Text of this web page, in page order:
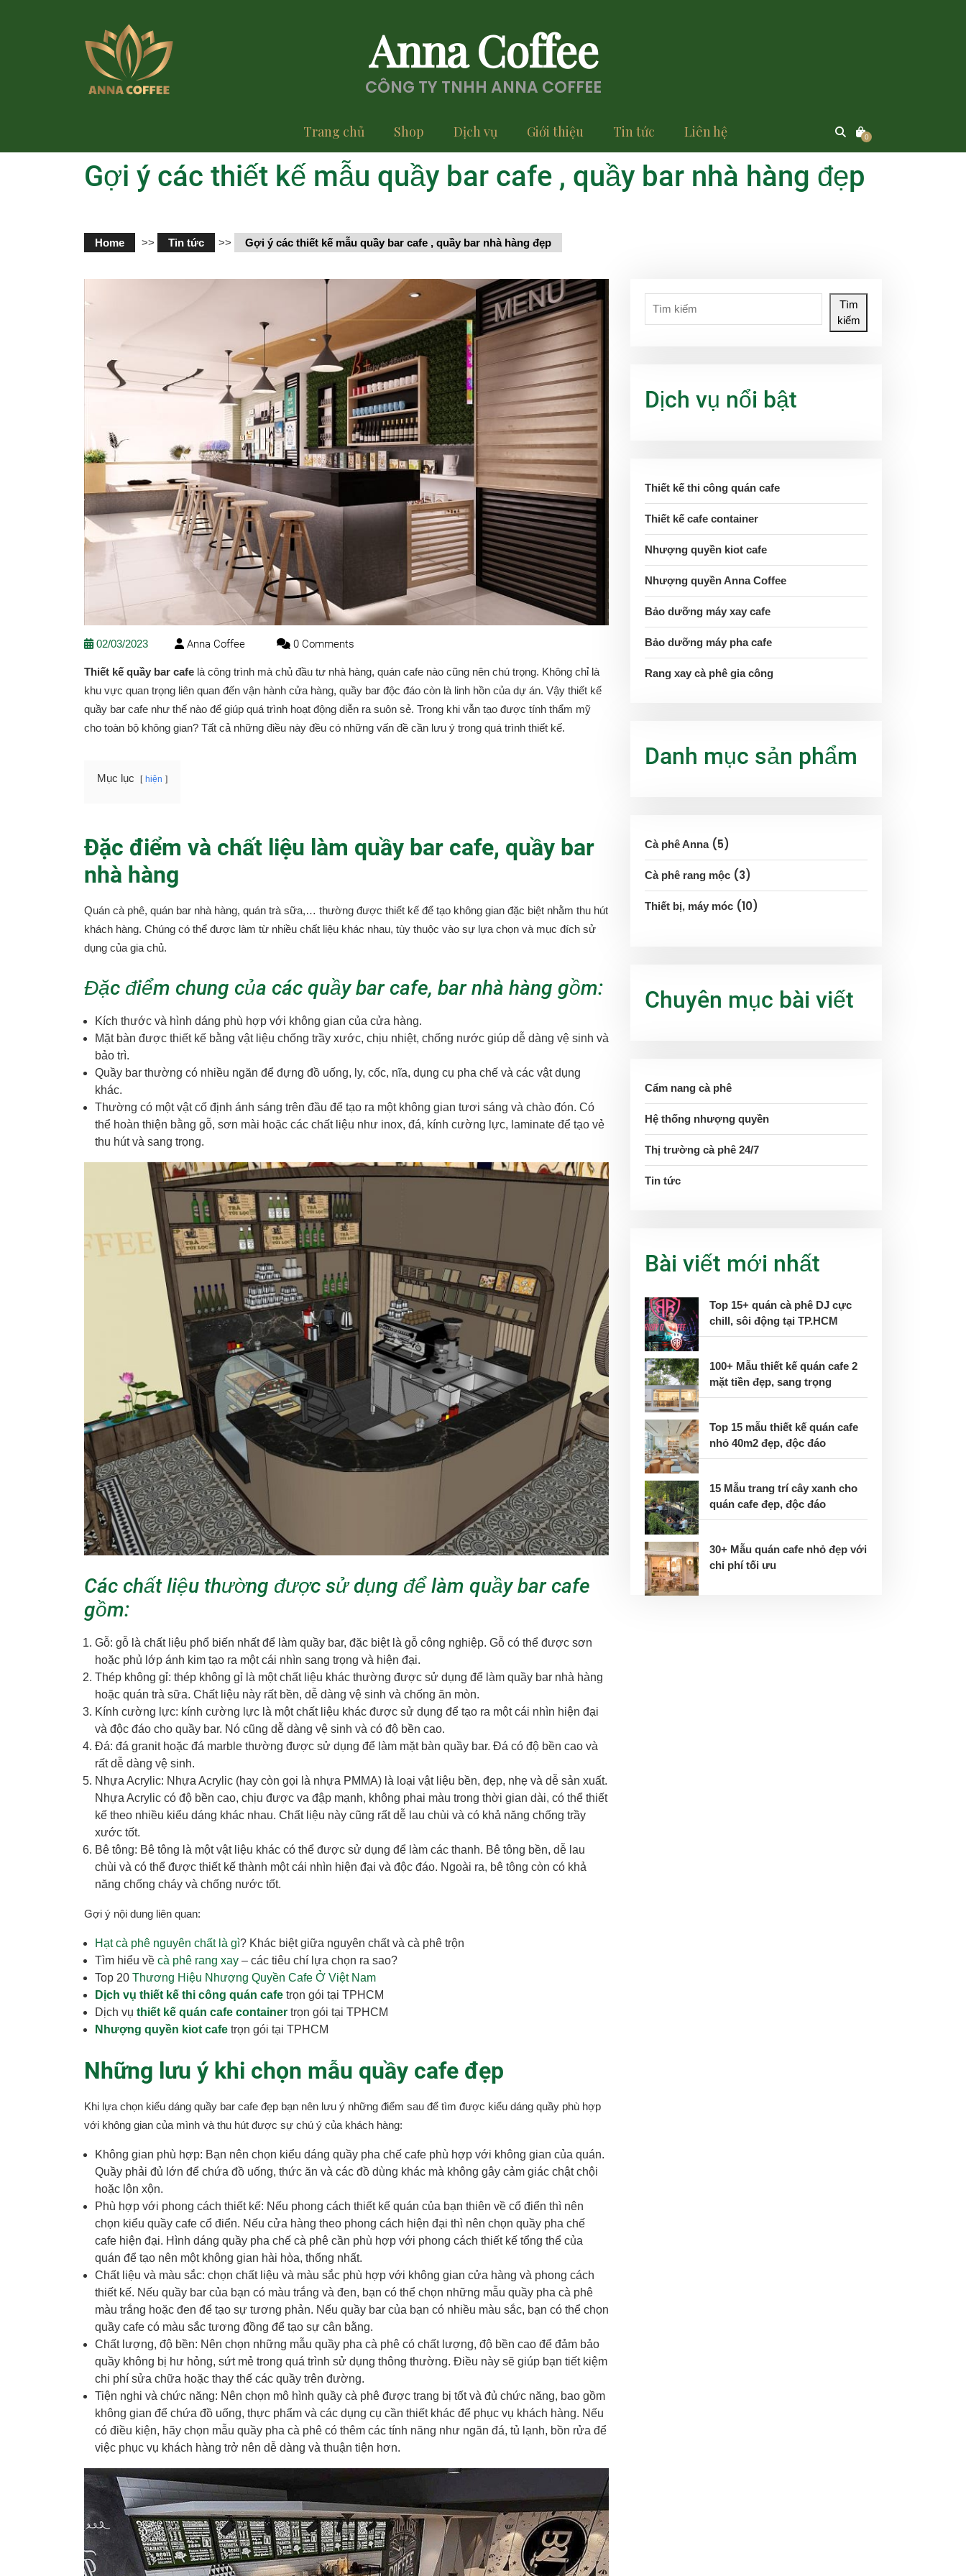
Anna Coffee
CÔNG TY TNHH ANNA COFFEE
Trang chủ Shop Dịch vụ Giới thiệu Tin tức Liên hệ 0
Gợi ý các thiết kế mẫu quầy bar cafe , quầy bar nhà hàng đẹp
Home >> Tin tức >> Gợi ý các thiết kế mẫu quầy bar cafe , quầy bar nhà hàng đẹp
02/03/2023 Anna Coffee 0 Comments
Thiết kế quầy bar cafe là công trình mà chủ đầu tư nhà hàng, quán cafe nào cũng nên chú trọng. Không chỉ là
khu vực quan trọng liên quan đến vận hành cửa hàng, quầy bar độc đáo còn là linh hồn của dự án. Vậy thiết kế
quầy bar cafe như thế nào để giúp quá trình hoạt động diễn ra suôn sẻ. Trong khi vẫn tạo được tính thẩm mỹ
cho toàn bộ không gian? Tất cả những điều này đều có những vấn đề cần lưu ý trong quá trình thiết kế.
Mục lục hiện
Đặc điểm và chất liệu làm quầy bar cafe, quầy bar
nhà hàng
Quán cà phê, quán bar nhà hàng, quán trà sữa,… thường được thiết kế để tạo không gian đặc biệt nhằm thu hút
khách hàng. Chúng có thể được làm từ nhiều chất liệu khác nhau, tùy thuộc vào sự lựa chọn và mục đích sử
dụng của gia chủ.
Đặc điểm chung của các quầy bar cafe, bar nhà hàng gồm:
Kích thước và hình dáng phù hợp với không gian của cửa hàng.
Mặt bàn được thiết kế bằng vật liệu chống trầy xước, chịu nhiệt, chống nước giúp dễ dàng vệ sinh và
bảo trì.
Quầy bar thường có nhiều ngăn để đựng đồ uống, ly, cốc, nĩa, dụng cụ pha chế và các vật dụng
khác.
Thường có một vật cố định ánh sáng trên đầu để tạo ra một không gian tươi sáng và chào đón. Có
thể hoàn thiện bằng gỗ, sơn mài hoặc các chất liệu như inox, đá, kính cường lực, laminate để tạo vẻ
thu hút và sang trọng.
Các chất liệu thường được sử dụng để làm quầy bar cafe
gồm:
Gỗ: gỗ là chất liệu phổ biến nhất để làm quầy bar, đặc biệt là gỗ công nghiệp. Gỗ có thể được sơn
hoặc phủ lớp ánh kim tạo ra một cái nhìn sang trọng và hiện đại.
Thép không gỉ: thép không gỉ là một chất liệu khác thường được sử dụng để làm quầy bar nhà hàng
hoặc quán trà sữa. Chất liệu này rất bền, dễ dàng vệ sinh và chống ăn mòn.
Kính cường lực: kính cường lực là một chất liệu khác được sử dụng để tạo ra một cái nhìn hiện đại
và độc đáo cho quầy bar. Nó cũng dễ dàng vệ sinh và có độ bền cao.
Đá: đá granit hoặc đá marble thường được sử dụng để làm mặt bàn quầy bar. Đá có độ bền cao và
rất dễ dàng vệ sinh.
Nhựa Acrylic: Nhựa Acrylic (hay còn gọi là nhựa PMMA) là loại vật liệu bền, đẹp, nhẹ và dễ sản xuất.
Nhựa Acrylic có độ bền cao, chịu được va đập mạnh, không phai màu trong thời gian dài, có thể thiết
kế theo nhiều kiểu dáng khác nhau. Chất liệu này cũng rất dễ lau chùi và có khả năng chống trầy
xước tốt.
Bê tông: Bê tông là một vật liệu khác có thể được sử dụng để làm các thanh. Bê tông bền, dễ lau
chùi và có thể được thiết kế thành một cái nhìn hiện đại và độc đáo. Ngoài ra, bê tông còn có khả
năng chống cháy và chống nước tốt.
Gợi ý nội dung liên quan:
Hạt cà phê nguyên chất là gì? Khác biệt giữa nguyên chất và cà phê trộn
Tìm hiểu về cà phê rang xay – các tiêu chí lựa chọn ra sao?
Top 20 Thương Hiệu Nhượng Quyền Cafe Ở Việt Nam
Dịch vụ thiết kế thi công quán cafe trọn gói tại TPHCM
Dịch vụ thiết kế quán cafe container trọn gói tại TPHCM
Nhượng quyền kiot cafe trọn gói tại TPHCM
Những lưu ý khi chọn mẫu quầy cafe đẹp
Khi lựa chọn kiểu dáng quầy bar cafe đẹp bạn nên lưu ý những điểm sau để tìm được kiểu dáng quầy phù hợp
với không gian của mình và thu hút được sự chú ý của khách hàng:
Không gian phù hợp: Bạn nên chọn kiểu dáng quầy pha chế cafe phù hợp với không gian của quán.
Quầy phải đủ lớn để chứa đồ uống, thức ăn và các đồ dùng khác mà không gây cảm giác chật chội
hoặc lộn xộn.
Phù hợp với phong cách thiết kế: Nếu phong cách thiết kế quán của bạn thiên về cổ điển thì nên
chọn kiểu quầy cafe cổ điển. Nếu cửa hàng theo phong cách hiện đại thì nên chọn quầy pha chế
cafe hiện đại. Hình dáng quầy pha chế cà phê cần phù hợp với phong cách thiết kế tổng thể của
quán để tạo nên một không gian hài hòa, thống nhất.
Chất liệu và màu sắc: chọn chất liệu và màu sắc phù hợp với không gian cửa hàng và phong cách
thiết kế. Nếu quầy bar của bạn có màu trắng và đen, bạn có thể chọn những mẫu quầy pha cà phê
màu trắng hoặc đen để tạo sự tương phản. Nếu quầy bar của bạn có nhiều màu sắc, bạn có thể chọn
quầy cafe có màu sắc tương đồng để tạo sự cân bằng.
Chất lượng, độ bền: Nên chọn những mẫu quầy pha cà phê có chất lượng, độ bền cao để đảm bảo
quầy không bị hư hỏng, sứt mẻ trong quá trình sử dụng thông thường. Điều này sẽ giúp bạn tiết kiệm
chi phí sửa chữa hoặc thay thế các quầy trên đường.
Tiện nghi và chức năng: Nên chọn mô hình quầy cà phê được trang bị tốt và đủ chức năng, bao gồm
không gian để chứa đồ uống, thực phẩm và các dụng cụ cần thiết khác để phục vụ khách hàng. Nếu
có điều kiện, hãy chọn mẫu quầy pha cà phê có thêm các tính năng như ngăn đá, tủ lạnh, bồn rửa để
việc phục vụ khách hàng trở nên dễ dàng và thuận tiện hơn.
Tìm
kiếm
Dịch vụ nổi bật
Thiết kế thi công quán cafe
Thiết kế cafe container
Nhượng quyền kiot cafe
Nhượng quyền Anna Coffee
Bảo dưỡng máy xay cafe
Bảo dưỡng máy pha cafe
Rang xay cà phê gia công
Danh mục sản phẩm
Cà phê Anna 5
Cà phê rang mộc 3
Thiết bị, máy móc 10
Chuyên mục bài viết
Cẩm nang cà phê
Hệ thống nhượng quyền
Thị trường cà phê 24/7
Tin tức
Bài viết mới nhất
Top 15+ quán cà phê DJ cực
chill, sôi động tại TP.HCM
100+ Mẫu thiết kế quán cafe 2
mặt tiền đẹp, sang trọng
Top 15 mẫu thiết kế quán cafe
nhỏ 40m2 đẹp, độc đáo
15 Mẫu trang trí cây xanh cho
quán cafe đẹp, độc đáo
30+ Mẫu quán cafe nhỏ đẹp với
chi phí tối ưu